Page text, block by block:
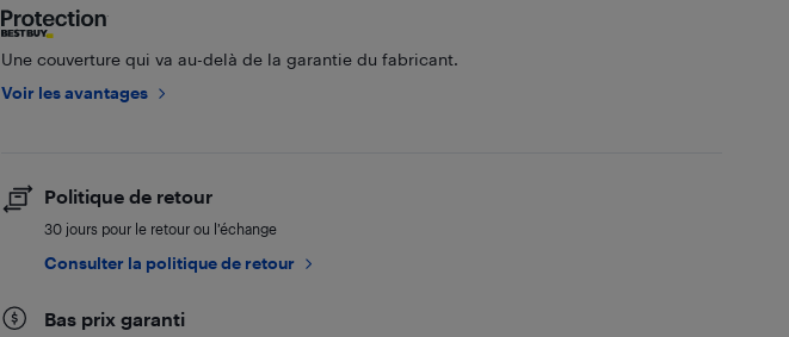
Une couverture qui va au-delà de la garantie du fabricant.
Voir les avantages
Politique de retour
30 jours pour le retour ou l’échange
Consulter la politique de retour
Bas prix garanti